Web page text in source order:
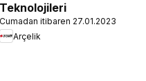
Teknolojileri
Cumadan itibaren 27.01.2023
Arçelik